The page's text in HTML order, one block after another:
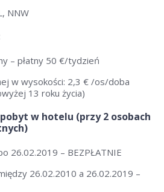
NNW
– płatny 50 €/tydzień
w wysokości: 2,3 € /os/doba
13 roku życia)
w hotelu (przy 2 osobach
26.02.2019 – BEZPŁATNIE
26.02.2010 a 26.02.2019 –